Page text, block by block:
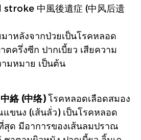
中風後遺症 (中风后遗
าหลังจากป่วยเป็นโรคหลอด
ตครึ่งซีก ปากเบี้ยว เสียความ
มหมาย เป็นต้น
絡 (中络)โรคหลอดเลือดสมอง
ขนง (เส้นลั่ว) เป็นโรคหลอด
สุด มีอาการของเส้นลมปราณ